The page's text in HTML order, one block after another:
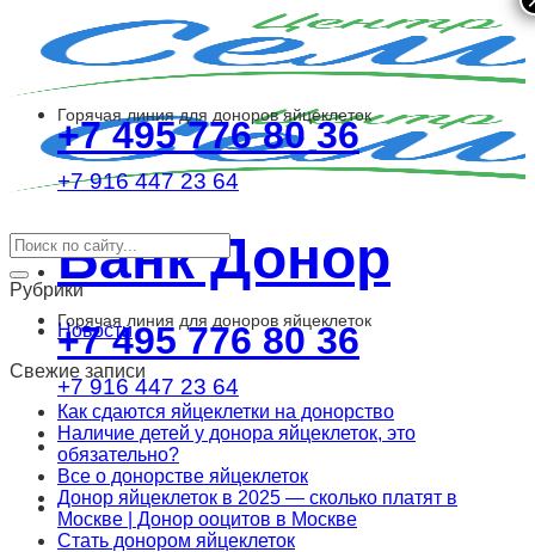
content
Банк Донор
Горячая линия для доноров яйцеклеток
+7 495 776 80 36
+7 916 447 23 64
Горячая линия для доноров яйцеклеток
+7 495 776 80 36
+7 916 447 23 64
Рубрики
Новости
Свежие записи
Как сдаются яйцеклетки на донорство
Наличие детей у донора яйцеклеток, это
обязательно?
Все о донорстве яйцеклеток
Донор яйцеклеток в 2025 — сколько платят в
Москве | Донор ооцитов в Москве
Стать донором яйцеклеток